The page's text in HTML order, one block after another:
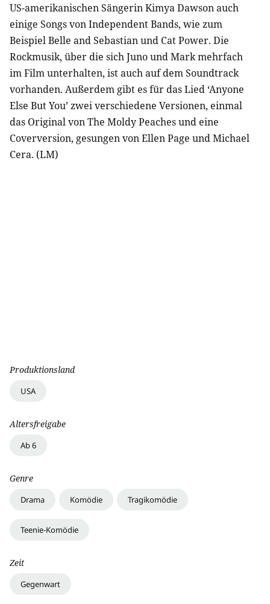
US-amerikanischen Sängerin Kimya Dawson auch
einige Songs von Independent Bands, wie zum
Beispiel Belle and Sebastian und Cat Power. Die
Rockmusik, über die sich Juno und Mark mehrfach
im Film unterhalten, ist auch auf dem Soundtrack
vorhanden. Außerdem gibt es für das Lied ‘Anyone
Else But You’ zwei verschiedene Versionen, einmal
das Original von The Moldy Peaches und eine
Coverversion, gesungen von Ellen Page und Michael
Cera. (LM)
Produktionsland
USA
Altersfreigabe
Ab 6
Genre
Drama Komödie Tragikomödie
Teenie-Komödie
Zeit
Gegenwart